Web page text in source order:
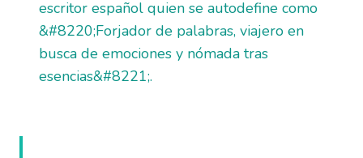
escritor español quien se autodefine como
&#8220;Forjador de palabras, viajero en
busca de emociones y nómada tras
esencias&#8221;.